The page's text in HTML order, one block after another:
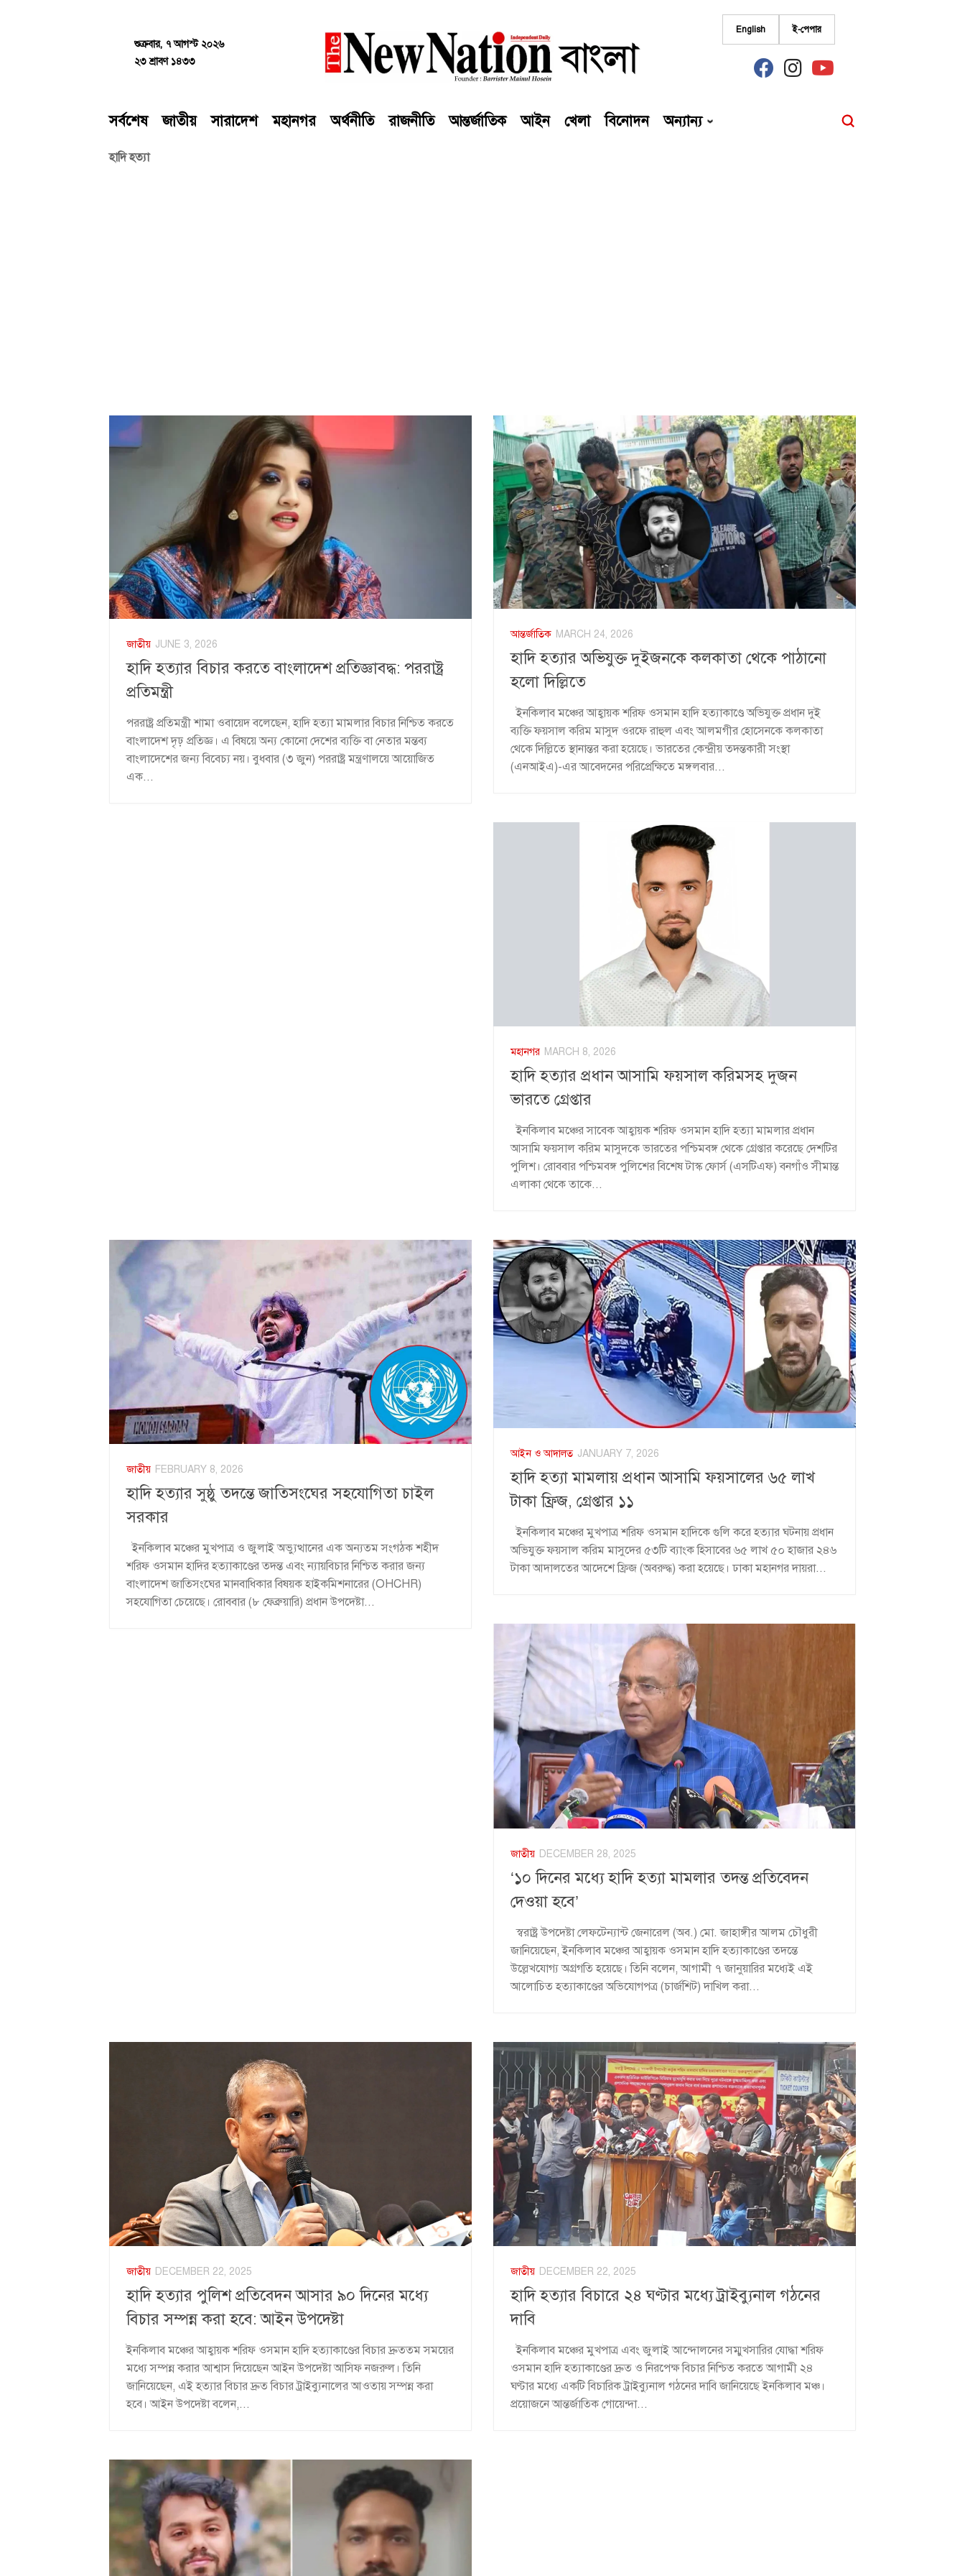
শুক্রবার, ৭ আগস্ট ২০২৬
২৩ শ্রাবণ ১৪৩৩
English ই-পেপার
fab
fa-
fab
fa-
fab
fa-
সর্বশেষ জাতীয় সারাদেশ মহানগর অর্থনীতি রাজনীতি আন্তর্জাতিক আইন খেলা বিনোদন অন্যান্য
হাদি হত্যা
জাতীয় JUNE 3, 2026
হাদি হত্যার বিচার করতে বাংলাদেশ প্রতিজ্ঞাবদ্ধ: পররাষ্ট্র
প্রতিমন্ত্রী
পররাষ্ট্র প্রতিমন্ত্রী শামা ওবায়েদ বলেছেন, হাদি হত্যা মামলার বিচার নিশ্চিত করতে
বাংলাদেশ দৃঢ় প্রতিজ্ঞ। এ বিষয়ে অন্য কোনো দেশের ব্যক্তি বা নেতার মন্তব্য
বাংলাদেশের জন্য বিবেচ্য নয়। বুধবার (৩ জুন) পররাষ্ট্র মন্ত্রণালয়ে আয়োজিত
এক...
আন্তর্জাতিক MARCH 24, 2026
হাদি হত্যার অভিযুক্ত দুইজনকে কলকাতা থেকে পাঠানো
হলো দিল্লিতে
ইনকিলাব মঞ্চের আহ্বায়ক শরিফ ওসমান হাদি হত্যাকাণ্ডে অভিযুক্ত প্রধান দুই
ব্যক্তি ফয়সাল করিম মাসুদ ওরফে রাহুল এবং আলমগীর হোসেনকে কলকাতা
থেকে দিল্লিতে স্থানান্তর করা হয়েছে। ভারতের কেন্দ্রীয় তদন্তকারী সংস্থা
(এনআইএ)-এর আবেদনের পরিপ্রেক্ষিতে মঙ্গলবার...
মহানগর MARCH 8, 2026
হাদি হত্যার প্রধান আসামি ফয়সাল করিমসহ দুজন
ভারতে গ্রেপ্তার
ইনকিলাব মঞ্চের সাবেক আহ্বায়ক শরিফ ওসমান হাদি হত্যা মামলার প্রধান
আসামি ফয়সাল করিম মাসুদকে ভারতের পশ্চিমবঙ্গ থেকে গ্রেপ্তার করেছে দেশটির
পুলিশ। রোববার পশ্চিমবঙ্গ পুলিশের বিশেষ টাস্ক ফোর্স (এসটিএফ) বনগাঁও সীমান্ত
এলাকা থেকে তাকে...
জাতীয় FEBRUARY 8, 2026
হাদি হত্যার সুষ্ঠু তদন্তে জাতিসংঘের সহযোগিতা চাইল
সরকার
ইনকিলাব মঞ্চের মুখপাত্র ও জুলাই অভ্যুত্থানের এক অন্যতম সংগঠক শহীদ
শরিফ ওসমান হাদির হত্যাকাণ্ডের তদন্ত এবং ন্যায়বিচার নিশ্চিত করার জন্য
বাংলাদেশ জাতিসংঘের মানবাধিকার বিষয়ক হাইকমিশনারের (OHCHR)
সহযোগিতা চেয়েছে। রোববার (৮ ফেব্রুয়ারি) প্রধান উপদেষ্টা...
আইন ও আদালত JANUARY 7, 2026
হাদি হত্যা মামলায় প্রধান আসামি ফয়সালের ৬৫ লাখ
টাকা ফ্রিজ, গ্রেপ্তার ১১
ইনকিলাব মঞ্চের মুখপাত্র শরিফ ওসমান হাদিকে গুলি করে হত্যার ঘটনায় প্রধান
অভিযুক্ত ফয়সাল করিম মাসুদের ৫৩টি ব্যাংক হিসাবের ৬৫ লাখ ৫০ হাজার ২৪৬
টাকা আদালতের আদেশে ফ্রিজ (অবরুদ্ধ) করা হয়েছে। ঢাকা মহানগর দায়রা...
জাতীয় DECEMBER 28, 2025
‘১০ দিনের মধ্যে হাদি হত্যা মামলার তদন্ত প্রতিবেদন
দেওয়া হবে’
স্বরাষ্ট্র উপদেষ্টা লেফটেন্যান্ট জেনারেল (অব.) মো. জাহাঙ্গীর আলম চৌধুরী
জানিয়েছেন, ইনকিলাব মঞ্চের আহ্বায়ক ওসমান হাদি হত্যাকাণ্ডের তদন্তে
উল্লেখযোগ্য অগ্রগতি হয়েছে। তিনি বলেন, আগামী ৭ জানুয়ারির মধ্যেই এই
আলোচিত হত্যাকাণ্ডের অভিযোগপত্র (চার্জশিট) দাখিল করা...
জাতীয় DECEMBER 22, 2025
হাদি হত্যার পুলিশ প্রতিবেদন আসার ৯০ দিনের মধ্যে
বিচার সম্পন্ন করা হবে: আইন উপদেষ্টা
ইনকিলাব মঞ্চের আহ্বায়ক শরিফ ওসমান হাদি হত্যাকাণ্ডের বিচার দ্রুততম সময়ের
মধ্যে সম্পন্ন করার আশ্বাস দিয়েছেন আইন উপদেষ্টা আসিফ নজরুল। তিনি
জানিয়েছেন, এই হত্যার বিচার দ্রুত বিচার ট্রাইব্যুনালের আওতায় সম্পন্ন করা
হবে। আইন উপদেষ্টা বলেন,...
জাতীয় DECEMBER 22, 2025
হাদি হত্যার বিচারে ২৪ ঘণ্টার মধ্যে ট্রাইব্যুনাল গঠনের
দাবি
ইনকিলাব মঞ্চের মুখপাত্র এবং জুলাই আন্দোলনের সম্মুখসারির যোদ্ধা শরিফ
ওসমান হাদি হত্যাকাণ্ডের দ্রুত ও নিরপেক্ষ বিচার নিশ্চিত করতে আগামী ২৪
ঘণ্টার মধ্যে একটি বিচারিক ট্রাইব্যুনাল গঠনের দাবি জানিয়েছে ইনকিলাব মঞ্চ।
প্রয়োজনে আন্তর্জাতিক গোয়েন্দা...